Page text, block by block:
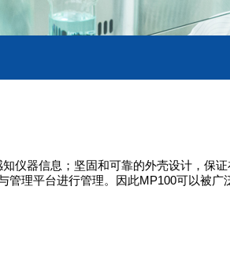
仪器信息；坚固和可靠的外壳设计，保
理平台进行管理。因此MP100可以被广